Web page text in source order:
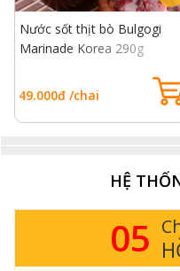
Nước sốt thịt bò Bulgogi
Marinade Korea 290g
49.000đ /chai
HỆ
05